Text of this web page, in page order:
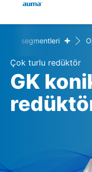
Ürünler
Çözümler
Downloads
Global
Avrupa
Asya ve
Arama
Pazar segmentleri +
Çok turlu redüktör
GK